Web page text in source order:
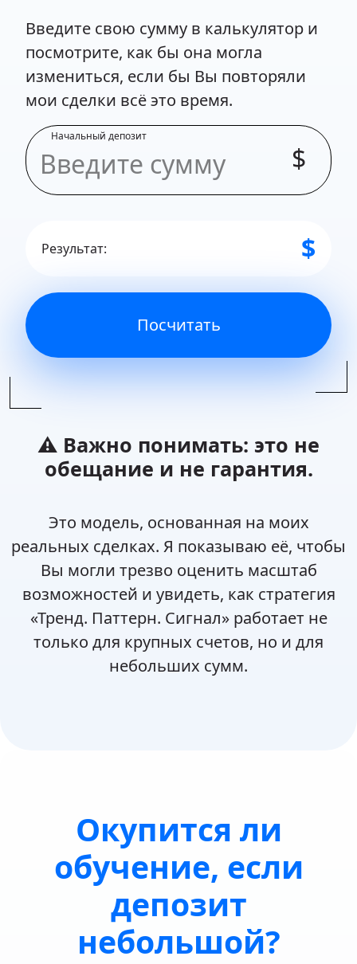
Введите свою сумму в калькулятор и
посмотрите, как бы она могла
измениться, если бы Вы повторяли
мои сделки всё это время.
Начальный депозит
$
Результат: $
Посчитать
⚠️ Важно понимать: это не
обещание и не гарантия.
Это модель, основанная на моих
реальных сделках. Я показываю её, чтобы
Вы могли трезво оценить масштаб
возможностей и увидеть, как стратегия
«Тренд. Паттерн. Сигнал» работает не
только для крупных счетов, но и для
небольших сумм.
Окупится ли
обучение, если
депозит
небольшой?